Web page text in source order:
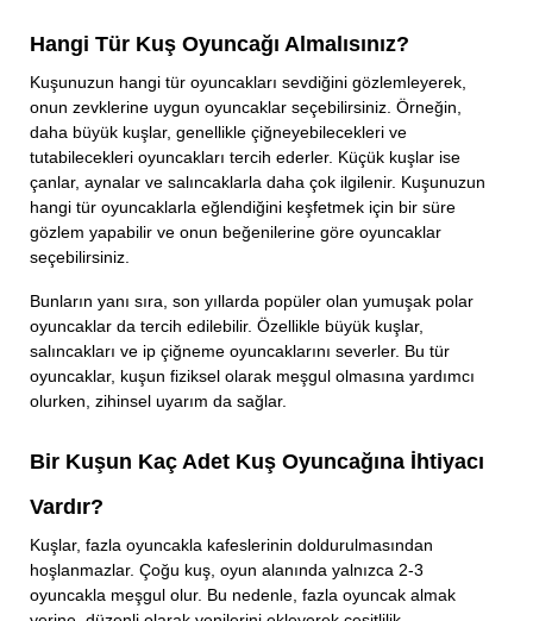
Hangi Tür Kuş Oyuncağı Almalısınız?
Kuşunuzun hangi tür oyuncakları sevdiğini gözlemleyerek,
onun zevklerine uygun oyuncaklar seçebilirsiniz. Örneğin,
daha büyük kuşlar, genellikle çiğneyebilecekleri ve
tutabilecekleri oyuncakları tercih ederler. Küçük kuşlar ise
çanlar, aynalar ve salıncaklarla daha çok ilgilenir. Kuşunuzun
hangi tür oyuncaklarla eğlendiğini keşfetmek için bir süre
gözlem yapabilir ve onun beğenilerine göre oyuncaklar
seçebilirsiniz.
Bunların yanı sıra, son yıllarda popüler olan yumuşak polar
oyuncaklar da tercih edilebilir. Özellikle büyük kuşlar,
salıncakları ve ip çiğneme oyuncaklarını severler. Bu tür
oyuncaklar, kuşun fiziksel olarak meşgul olmasına yardımcı
olurken, zihinsel uyarım da sağlar.
Bir Kuşun Kaç Adet Kuş Oyuncağına İhtiyacı
Vardır?
Kuşlar, fazla oyuncakla kafeslerinin doldurulmasından
hoşlanmazlar. Çoğu kuş, oyun alanında yalnızca 2-3
oyuncakla meşgul olur. Bu nedenle, fazla oyuncak almak